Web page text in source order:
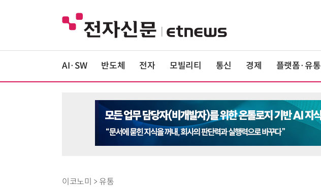
AI·SW 반도체 전자 모빌리티 통신 경제 플랫폼·유통
이코노미 > 유통